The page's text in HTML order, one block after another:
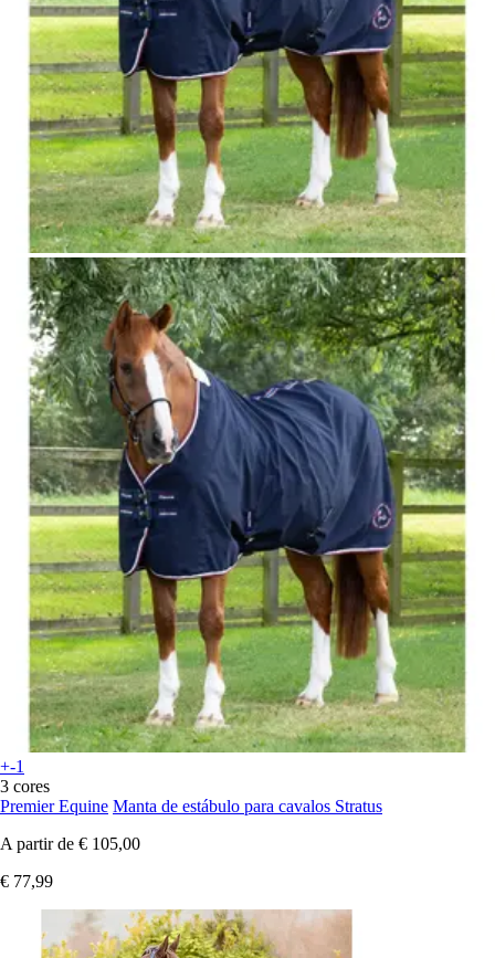
+-1
3 cores
Premier Equine Manta de estábulo para cavalos Stratus
A partir de € 105,00
€ 77,99